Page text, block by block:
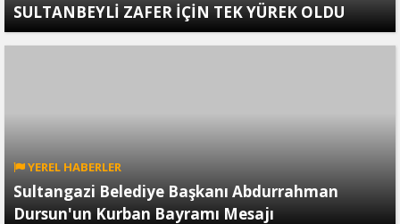
SULTANBEYLİ ZAFER İÇİN TEK YÜREK OLDU
YEREL HABERLER
Sultangazi Belediye Başkanı Abdurrahman
Dursun'un Kurban Bayramı Mesajı